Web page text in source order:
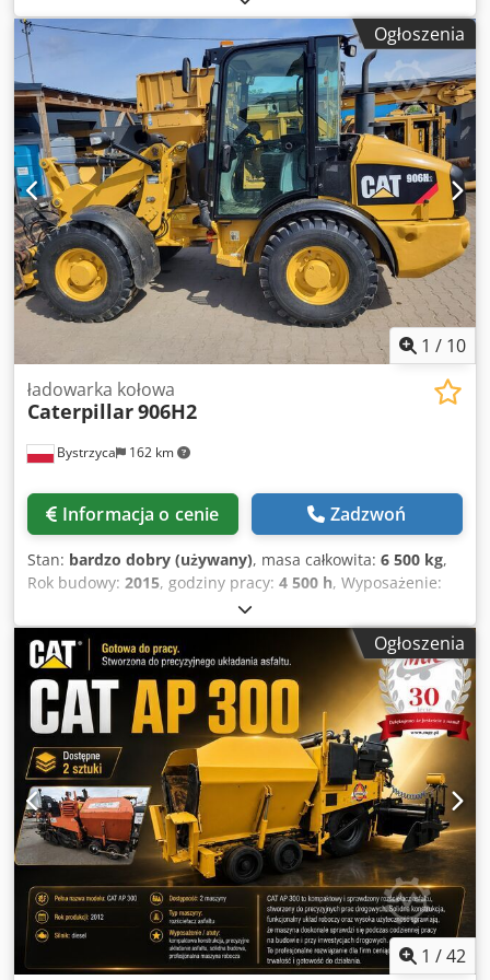
Ogłoszenia
1 / 10
Bystrzyca 162 km
ładowarka kołowa
Caterpillar906H2
Informacja o cenie Zadzwoń
Stan: bardzo dobry (używany), masa całkowita: 6 500 kg,
Rok budowy: 2015, godziny pracy: 4 500 h, Wyposażenie:
, CAT 906 Dsdpfx Amoztb R Ie Dokr 2015
4500h Łyżka plus widły
Ogłoszenia
1 /42